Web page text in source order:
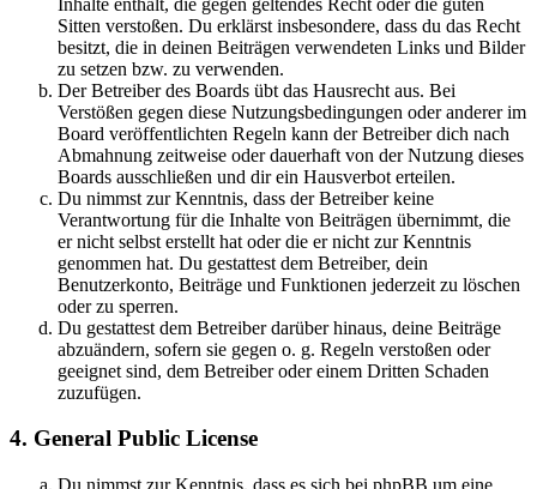
Sitten verstoßen. Du erklärst insbesondere, dass du das Recht
besitzt, die in deinen Beiträgen verwendeten Links und Bilder
zu setzen bzw. zu verwenden.
Der Betreiber des Boards übt das Hausrecht aus. Bei
Verstößen gegen diese Nutzungsbedingungen oder anderer im
Board veröffentlichten Regeln kann der Betreiber dich nach
Abmahnung zeitweise oder dauerhaft von der Nutzung dieses
Boards ausschließen und dir ein Hausverbot erteilen.
Du nimmst zur Kenntnis, dass der Betreiber keine
Verantwortung für die Inhalte von Beiträgen übernimmt, die
er nicht selbst erstellt hat oder die er nicht zur Kenntnis
genommen hat. Du gestattest dem Betreiber, dein
Benutzerkonto, Beiträge und Funktionen jederzeit zu löschen
oder zu sperren.
Du gestattest dem Betreiber darüber hinaus, deine Beiträge
abzuändern, sofern sie gegen o. g. Regeln verstoßen oder
geeignet sind, dem Betreiber oder einem Dritten Schaden
zuzufügen.
4. General Public License
Du nimmst zur Kenntnis, dass es sich bei phpBB um eine